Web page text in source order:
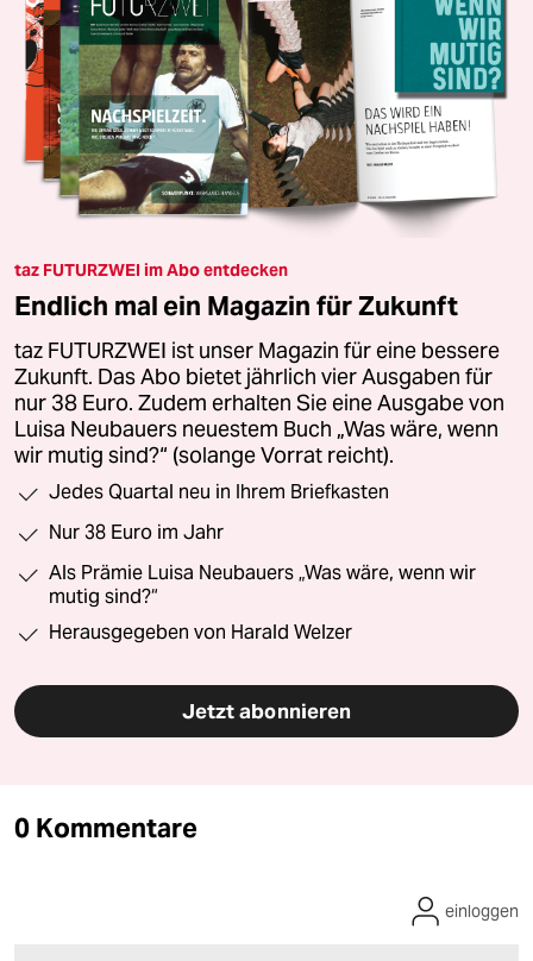
taz FUTURZWEI im Abo entdecken
Endlich mal ein Magazin für Zukunft
taz FUTURZWEI ist unser Magazin für eine bessere
Zukunft. Das Abo bietet jährlich vier Ausgaben für
nur 38 Euro. Zudem erhalten Sie eine Ausgabe von
Luisa Neubauers neuestem Buch „Was wäre, wenn
wir mutig sind?“ (solange Vorrat reicht).
Jedes Quartal neu in Ihrem Briefkasten
Nur 38 Euro im Jahr
Als Prämie Luisa Neubauers „Was wäre, wenn wir
mutig sind?“
Herausgegeben von Harald Welzer
Jetzt abonnieren
0 Kommentare
einloggen